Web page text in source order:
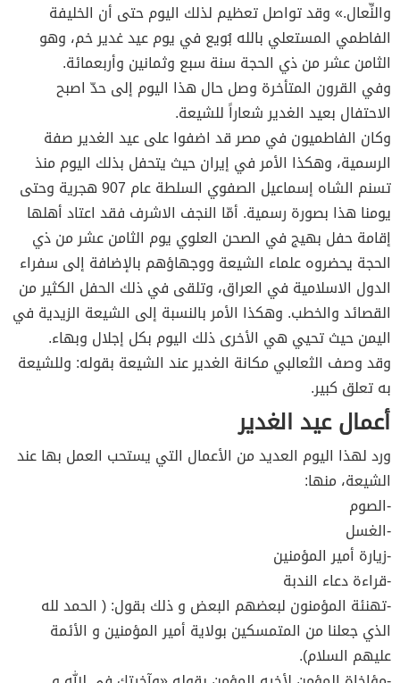
والنِّعال.» وقد تواصل تعظيم لذلك اليوم حتى أن الخليفة
الفاطمي المستعلي بالله بُويع في يوم عيد غدير خم، وهو
الثامن عشر من ذي الحجة سنة سبع وثمانين وأربعمائة.
وفي القرون المتأخرة وصل حال هذا اليوم إلى حدّ اصبح
الاحتفال بعيد الغدير شعاراً للشيعة.
وكان الفاطميون في مصر قد اضفوا على عيد الغدير صفة
الرسمية، وهكذا الأمر في إيران حيث يتحفل بذلك اليوم منذ
تسنم الشاه إسماعيل الصفوي السلطة عام 907 هجرية وحتى
يومنا هذا بصورة رسمية. أمّا النجف الاشرف فقد اعتاد أهلها
إقامة حفل بهيج في الصحن العلوي يوم الثامن عشر من ذي
الحجة يحضروه علماء الشيعة ووجهاؤهم بالإضافة إلى سفراء
الدول الاسلامية في العراق، وتلقى في ذلك الحفل الكثير من
القصائد والخطب. وهكذا الأمر بالنسبة إلى الشيعة الزيدية في
اليمن حيث تحيي هي الأخرى ذلك اليوم بكل إجلال وبهاء.
وقد وصف الثعالبي مكانة الغدير عند الشيعة بقوله: وللشيعة
به تعلق كبير.
أعمال عيد الغدير
ورد لهذا اليوم العديد من الأعمال التي يستحب العمل بها عند
الشيعة، منها:
-الصوم
-الغسل
-زيارة أمير المؤمنين
-قراءة دعاء الندبة
-تهنئة المؤمنون لبعضهم البعض و ذلك بقول: ( الحمد لله
الذي جعلنا من المتمسكين بولاية أمير المؤمنين و الأئمة
عليهم السلام).